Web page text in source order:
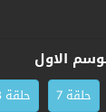
الاول
حلقة 7 حلقة 8